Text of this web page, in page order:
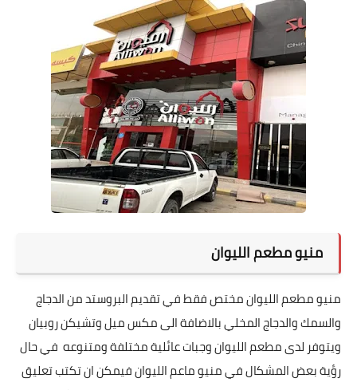
منيو مطعم الليوان
منيو مطعم الليوان مختص فقط في تقديم البروستد من الدجاج
والسمك والدجاج المخلي بالاضافة الى مكس ميل وتشيكن روبيان
ويتوفر لدى مطعم الليوان وجبات عائلية مختلفة ومتنوعه في حال
رؤية بعض المشكال في منيو ماعم الليوان فيمكن ان تكتب تعليق